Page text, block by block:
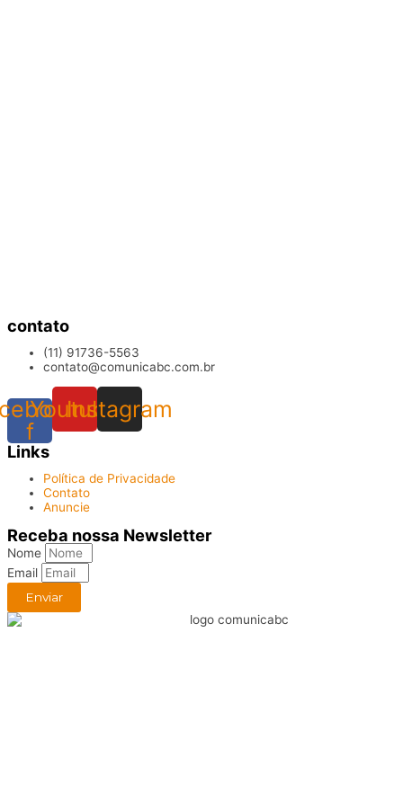
contato
(11) 91736-5563
contato@comunicabc.com.br
f
Youtube
Instagram
Links
Política de Privacidade
Contato
Anuncie
Receba nossa Newsletter
Nome
Email
Enviar